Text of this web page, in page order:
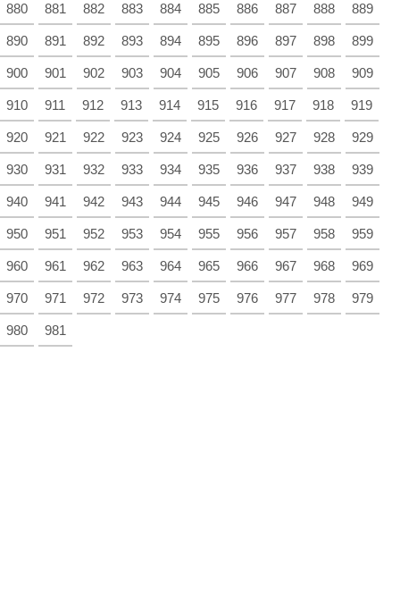
880 881 882 883 884 885 886 887 888 889
890 891 892 893 894 895 896 897 898 899
900 901 902 903 904 905 906 907 908 909
910 911 912 913 914 915 916 917 918 919
920 921 922 923 924 925 926 927 928 929
930 931 932 933 934 935 936 937 938 939
940 941 942 943 944 945 946 947 948 949
950 951 952 953 954 955 956 957 958 959
960 961 962 963 964 965 966 967 968 969
970 971 972 973 974 975 976 977 978 979
980 981